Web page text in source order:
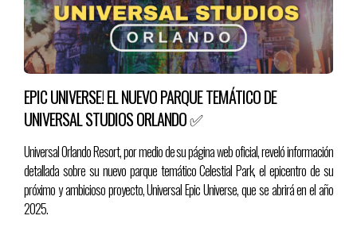
Promotores que desean ofrecer desarrollos diferenciados.
Compradores que valoran la innovación, el ahorro y la
seguridad.
Conclusión
La tecnología está redefiniendo lo que significa “hogar”. Lassmart
homesno solo hacen la vida más cómoda y segura, sino que
también están transformando el panorama inmobiliario en
EPIC UNIVERSE! EL NUEVO PARQUE TEMÁTICO DE
UNIVERSAL STUDIOS ORLANDO ✅
Universal Orlando Resort, por medio de su página web oficial, reveló información
detallada sobre su nuevo parque temático Celestial Park, el epicentro de su
próximo y ambicioso proyecto, Universal Epic Universe, que se abrirá en el año
2025.